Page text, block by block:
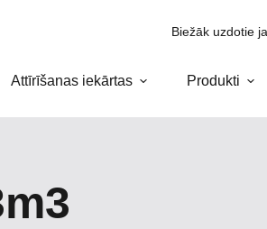
Biežāk uzdotie
Attīrīšanas iekārtas Produkti